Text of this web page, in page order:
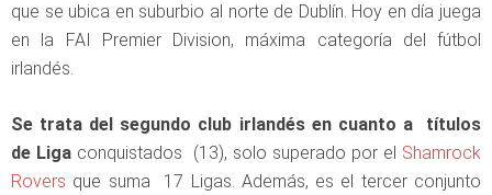
que se ubica en suburbio al norte de Dublín. Hoy en día juega
en la FAI Premier Division, máxima categoría del fútbol
irlandés.
Se trata del segundo club irlandés en cuanto a títulos
de Liga conquistados (13), solo superado por el Shamrock
Rovers que suma 17 Ligas. Además, es el tercer conjunto